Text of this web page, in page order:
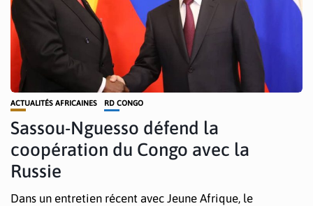
ACTUALITÉS AFRICAINES RD CONGO
Sassou-Nguesso défend la
coopération du Congo avec la
Russie
Dans un entretien récent avec Jeune Afrique, le